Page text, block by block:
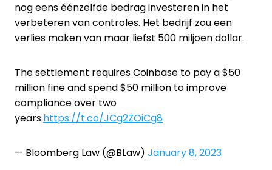
nog eens éénzelfde bedrag investeren in het
verbeteren van controles. Het bedrijf zou een
verlies maken van maar liefst 500 miljoen dollar.
The settlement requires Coinbase to pay a $50
million fine and spend $50 million to improve
compliance over two
years.https://t.co/JCg2ZOiCg8
— Bloomberg Law (@BLaw) January 8, 2023